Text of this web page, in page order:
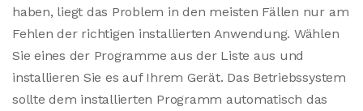
haben, liegt das Problem in den meisten Fällen nur am
Fehlen der richtigen installierten Anwendung. Wählen
Sie eines der Programme aus der Liste aus und
installieren Sie es auf Ihrem Gerät. Das Betriebssystem
sollte dem installierten Programm automatisch das